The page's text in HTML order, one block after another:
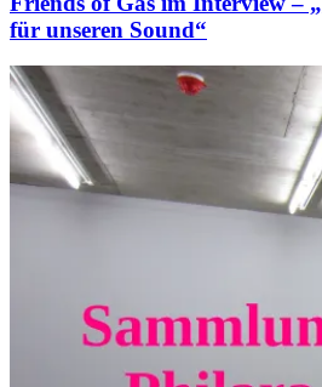
für unseren Sound“